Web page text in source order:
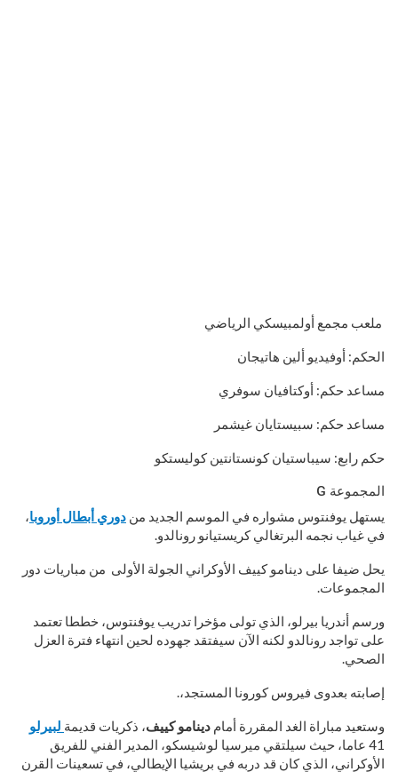
ملعب مجمع أولمبيسكي الرياضي
الحكم: أوفيديو ألين هاتيجان
مساعد حكم: أوكتافيان سوفري
مساعد حكم: سبيستايان غيشمر
حكم رابع: سيباستيان كونستانتين كوليستكو
المجموعة G
يستهل يوفنتوس مشواره في الموسم الجديد من دوري أبطال أوروبا،
في غياب نجمه البرتغالي كريستيانو رونالدو.
يحل ضيفا على دينامو كييف الأوكراني الجولة الأولى من مباريات دور
المجموعات.
ورسم أندريا بيرلو، الذي تولى مؤخرا تدريب يوفنتوس، خططا تعتمد
على تواجد رونالدو لكنه الآن سيفتقد جهوده لحين انتهاء فترة العزل
الصحي.
إصابته بعدوى فيروس كورونا المستجد،.
وستعيد مباراة الغد المقررة أمام دينامو كييف، ذكريات قديمة لبيرلو
41 عاما، حيث سيلتقي ميرسيا لوشيسكو، المدير الفني للفريق
الأوكراني، الذي كان قد دربه في بريشيا الإيطالي، في تسعينات القرن